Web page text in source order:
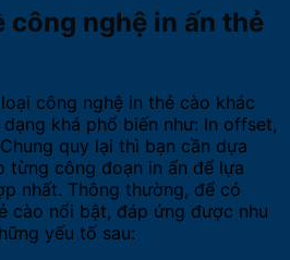
công nghệ in ấn thẻ
công nghệ in thẻ cào khác
khá phổ biến như: In offset,
quy lại thì bạn cần dựa
từng công đoạn in ấn để lựa
nhất. Thông thường, để có
cào nổi bật, đáp ứng được nhu
yếu tố sau: